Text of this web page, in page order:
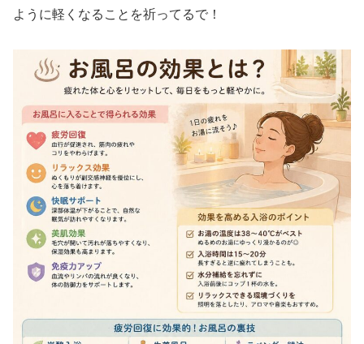
ように軽くなることを祈ってるで！